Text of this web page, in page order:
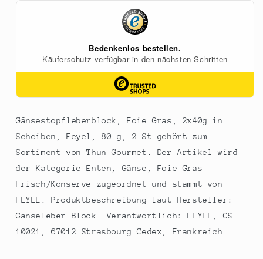
Scheiben,
g,
2
Gänsestopfleberblock, Foie Gras, 2x40g in
Scheiben, Feyel, 80 g, 2 St gehört zum
Sortiment von Thun Gourmet. Der Artikel wird
der Kategorie Enten, Gänse, Foie Gras -
Frisch/Konserve zugeordnet und stammt von
FEYEL. Produktbeschreibung laut Hersteller:
Gänseleber Block. Verantwortlich: FEYEL, CS
10021, 67012 Strasbourg Cedex, Frankreich.